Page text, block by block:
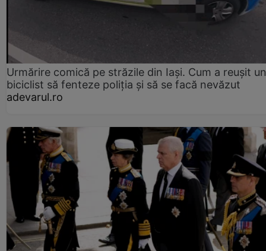
Urmărire comică pe străzile din Iași. Cum a reușit un
biciclist să fenteze poliția și să se facă nevăzut
adevarul.ro